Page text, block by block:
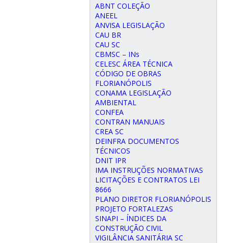
ABNT COLEÇÃO
ANEEL
ANVISA LEGISLAÇÃO
CAU BR
CAU SC
CBMSC – INs
CELESC ÁREA TÉCNICA
CÓDIGO DE OBRAS
FLORIANÓPOLIS
CONAMA LEGISLAÇÃO
AMBIENTAL
CONFEA
CONTRAN MANUAIS
CREA SC
DEINFRA DOCUMENTOS
TÉCNICOS
DNIT IPR
IMA INSTRUÇÕES NORMATIVAS
LICITAÇÕES E CONTRATOS LEI
8666
PLANO DIRETOR FLORIANÓPOLIS
PROJETO FORTALEZAS
SINAPI – ÍNDICES DA
CONSTRUÇÃO CIVIL
VIGILÂNCIA SANITÁRIA SC